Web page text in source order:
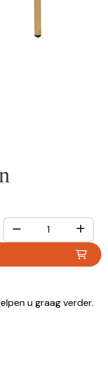
u graag verder.